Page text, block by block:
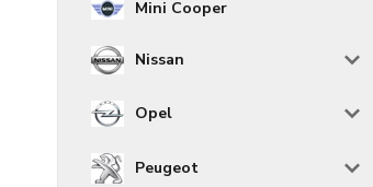
Mini Cooper
Nissan
Opel
Peugeot